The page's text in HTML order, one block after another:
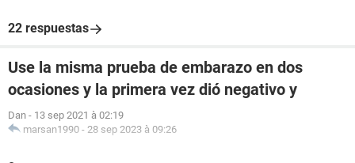
22 respuestas
Use la misma prueba de embarazo en dos
ocasiones y la primera vez dió negativo y
Dan - 13 sep 2021 à 02:19
marsan1990 - 28 sep 2023 à 09:26